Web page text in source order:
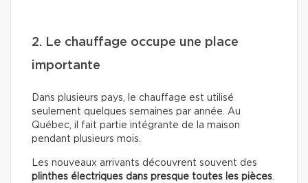
2. Le chauffage occupe une place
importante
Dans plusieurs pays, le chauffage est utilisé
seulement quelques semaines par année. Au
Québec, il fait partie intégrante de la maison
pendant plusieurs mois.
Les nouveaux arrivants découvrent souvent des
plinthes électriques dans presque toutes les pièces.